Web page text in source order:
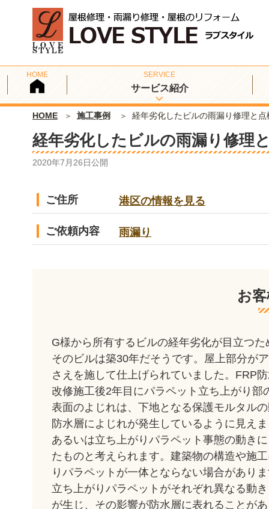
サービス紹介
HOME 施工事例 経年劣化したビルの雨漏り修理と点
経年劣化したビルの雨漏り修理
2020年7月26日公開
ご住所 港区の情報を見る
ご依頼内容 雨漏り
お
G様から所有するビルの経年劣化が目立つ
そのビルは築30年だそうです。屋上部分が
さえを施して仕上げられていました。FRP
改修施工後2年目にパラペット立ち上がり
表面のよじれは、下地となる保護モルタル
防水層によじれが発生しているように見え
あるいは立ち上がりパラペット事態の動き
たものと考えられます。建築物の構造や施
りパラペットが一体とならない場合があり
立ち上がりパラペットがそれぞれ異なる動
が生じ、その影響が防水層に表れることが